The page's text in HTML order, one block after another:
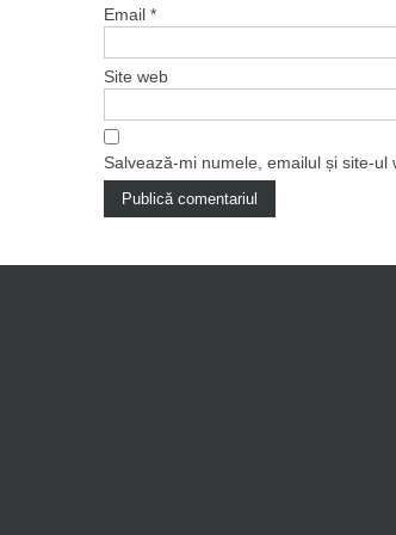
Email *
Site web
Salvează-mi numele, emailul și site-